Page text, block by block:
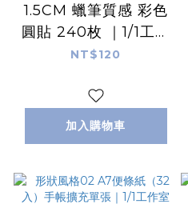
1.5CM 蠟筆質感 彩色
圓貼 240枚 ｜1/1工作
室
NT$120
加入購物車